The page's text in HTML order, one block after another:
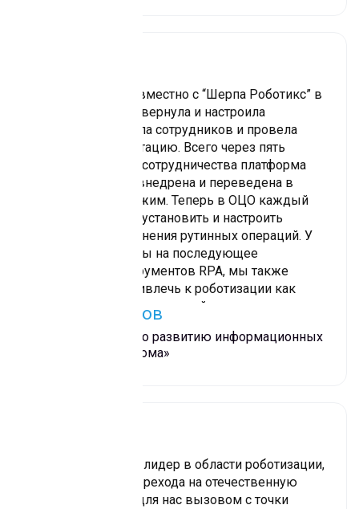
Наша команда совместно с “Шерпа Роботикс” в
сжатые сроки развернула и настроила
платформу, обучила сотрудников и провела
опытную эксплуатацию. Всего через пять
месяцев с начала сотрудничества платформа
Sherpa RPA была внедрена и переведена в
продуктивный режим. Теперь в ОЦО каждый
сотрудник может установить и настроить
робота для выполнения рутинных операций. У
нас большие планы на последующее
применение инструментов RPA, мы также
рассчитываем привлечь к роботизации как
можно больше направлений и сотрудников
Дарий Халитов
Вице-президент по развитию информационных
систем «Ростелекома»
UIPath — мировой лидер в области роботизации,
поэтому задача перехода на отечественную
платформу стала для нас вызовом с точки